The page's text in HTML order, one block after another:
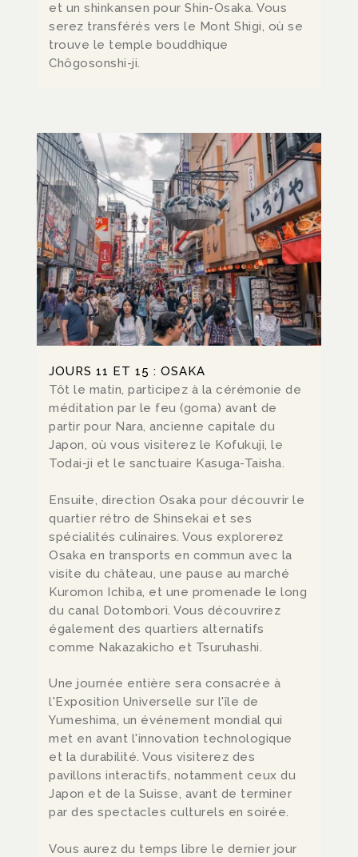
et un shinkansen pour Shin-Osaka. Vous
serez transférés vers le Mont Shigi, où se
trouve le temple bouddhique
Chôgosonshi-ji.
JOURS 11 ET 15 : OSAKA
Tôt le matin, participez à la cérémonie de
méditation par le feu (goma) avant de
partir pour Nara, ancienne capitale du
Japon, où vous visiterez le Kofukuji, le
Todai-ji et le sanctuaire Kasuga-Taisha.
Ensuite, direction Osaka pour découvrir le
quartier rétro de Shinsekai et ses
spécialités culinaires. Vous explorerez
Osaka en transports en commun avec la
visite du château, une pause au marché
Kuromon Ichiba, et une promenade le long
du canal Dotombori. Vous découvrirez
également des quartiers alternatifs
comme Nakazakicho et Tsuruhashi.
Une journée entière sera consacrée à
l'Exposition Universelle sur l'île de
Yumeshima, un événement mondial qui
met en avant l'innovation technologique
et la durabilité. Vous visiterez des
pavillons interactifs, notamment ceux du
Japon et de la Suisse, avant de terminer
par des spectacles culturels en soirée.
Vous aurez du temps libre le dernier jour